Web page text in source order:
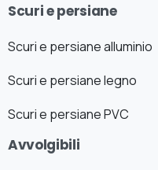
Scuri e persiane
Scuri e persiane alluminio
Scuri e persiane legno
Scuri e persiane PVC
Avvolgibili